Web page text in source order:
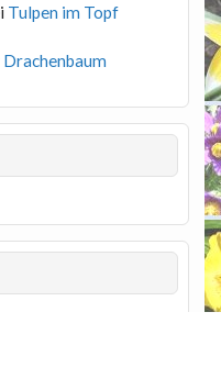
Tulpen im Topf